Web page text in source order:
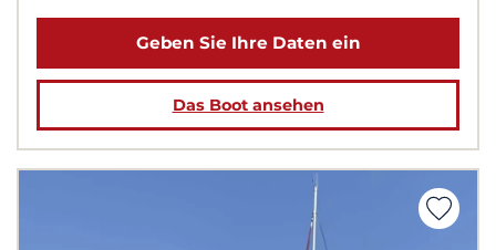
Geben Sie Ihre Daten ein
Das Boot ansehen